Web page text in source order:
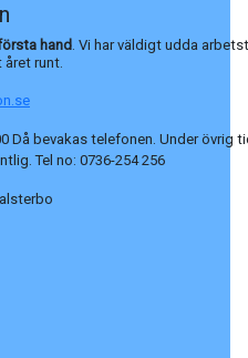
hand. Vi har väldigt udda
runt.
Då bevakas telefonen. Under övrig
Tel no: 0736-254 256